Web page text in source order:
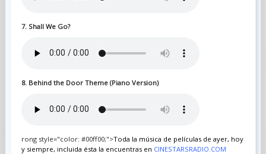
7. Shall We Go?
8. Behind the Door Theme (Piano Version)
rong style="color: #00ff00;">Toda la música de películas de ayer, hoy
y siempre, incluida ésta la encuentras en CINESTARSRADIO.COM